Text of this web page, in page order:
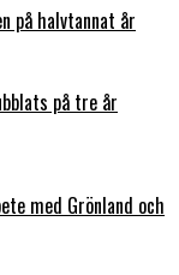
på halvtannat år
på tre år
med Grönland och